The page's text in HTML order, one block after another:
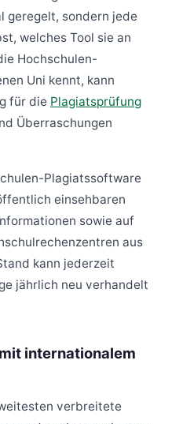
geregelt, sondern jede
welches Tool sie an
Hochschulen-
Uni kennt, kann
für die Plagiatsprüfung
Überraschungen
Plagiatssoftware
einsehbaren
sowie auf
aus
kann jederzeit
jährlich neu verhandelt
internationalem
verbreitete